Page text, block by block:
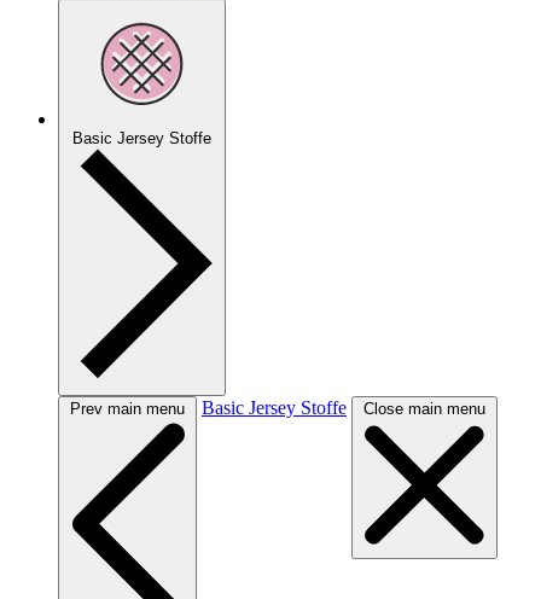
Basic Jersey Stoffe
Prev main menu Basic Jersey Stoffe Close main menu